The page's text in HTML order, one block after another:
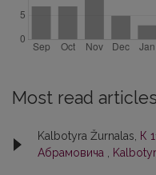
Most read
Kalbotyra Žurnalas,
К
Абрамовича